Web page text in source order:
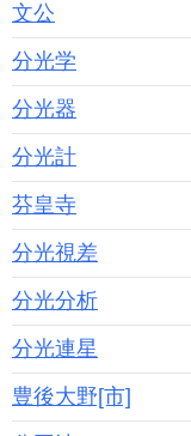
文公
分光学
分光器
分光計
芬皇寺
分光視差
分光分析
分光連星
豊後大野[市]